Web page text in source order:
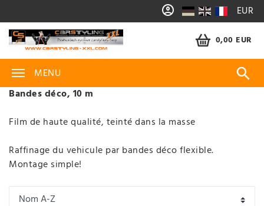
EUR
0,00 EUR
MENU
Bandes déco, 10 m
Film de haute qualité, teinté dans la masse
Raffinage du vehicule par bandes déco flexible.
Montage simple!